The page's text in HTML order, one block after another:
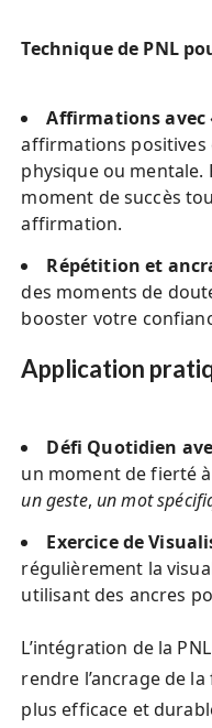
Technique de PNL
Affirmations avec
affirmations positives
physique ou mentale.
moment de succès
affirmation.
Répétition et
des moments de
booster votre
Application
Défi Quotidien
un moment de fierté
un geste, un mot
Exercice de
régulièrement la
utilisant des ancres
L’intégration de la
rendre l’ancrage de
plus efficace et